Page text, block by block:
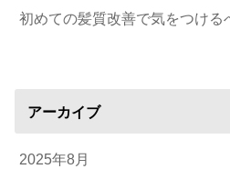
初めての髪質改善で気をつける
アーカイブ
2025年8月